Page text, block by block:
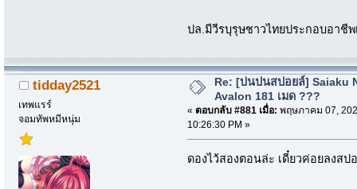
ปล.มีวีรบุรุษชาวไทยประกอบอาชี
tidday2521
เทพแรร์
จอมทัพหมีหนุ่ม
Re: [บ่นปนสปอยล์] Saiaku
Avalon 181 เมด ???
« ตอบกลับ #881 เมื่อ: พฤษภาคม 07,
10:26:30 PM »
ดองไว้สองตอนล่ะ เดี๋ยวค่อยลงสป